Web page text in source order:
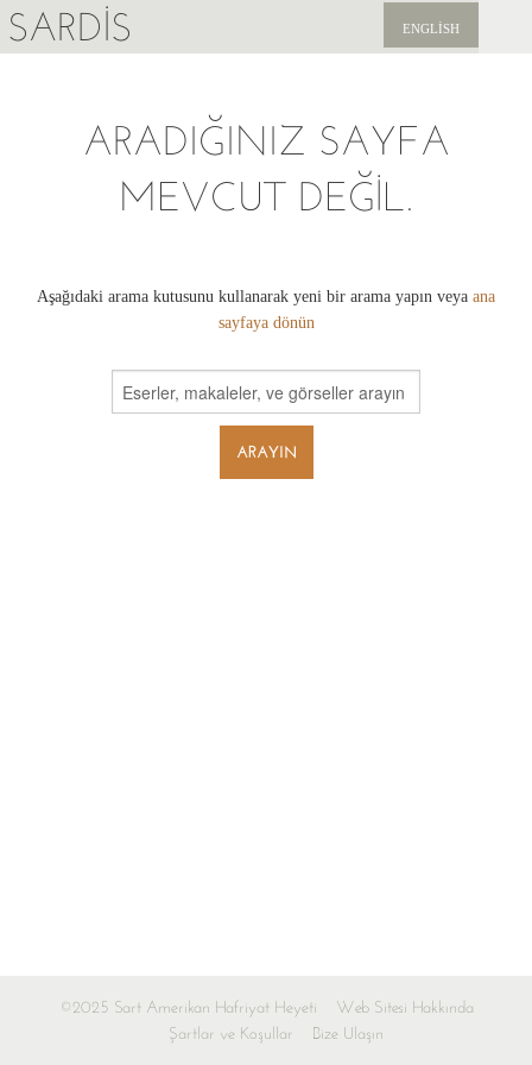
SARDIS ENGLISH
ARADIĞINIZ SAYFA
MEVCUT DEĞIL.
Aşağıdaki arama kutusunu kullanarak yeni bir arama yapın veya ana
sayfaya dönün
©2025 Sart Amerikan Hafriyat Heyeti
Web Sitesi Hakkında
Şartlar ve Koşullar
Bize Ulaşın